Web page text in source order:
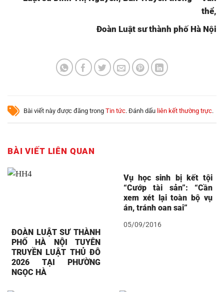
thể,
Đoàn Luật sư thành phố Hà Nội
Bài viết này được đăng trong Tin tức. Đánh dấu liên kết thường trực.
BÀI VIẾT LIÊN QUAN
ĐOÀN LUẬT SƯ THÀNH
PHỐ HÀ NỘI TUYÊN
TRUYỀN LUẬT THỦ ĐÔ
2026 TẠI PHƯỜNG
NGỌC HÀ
Vụ học sinh bị kết tội
“Cướp tài sản”: “Cần
xem xét lại toàn bộ vụ
án, tránh oan sai”
05/09/2016